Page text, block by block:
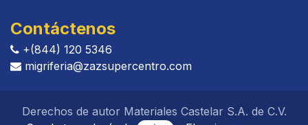
Contáctenos
+(844) 120 5346
migriferia@zazsupercentro.com​​​​​​
Derechos de autor Materiales Castelar S.A. de C.V.